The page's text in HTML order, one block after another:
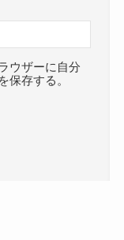
ウザーに自分
保存する。